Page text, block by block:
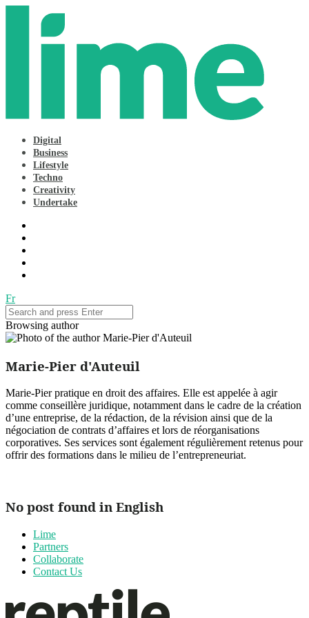
Digital
Business
Lifestyle
Techno
Creativity
Undertake
Fr
Browsing author
Marie-Pier d'Auteuil
Marie-Pier pratique en droit des affaires. Elle est appelée à agir
comme conseillère juridique, notamment dans le cadre de la création
d’une entreprise, de la rédaction, de la révision ainsi que de la
négociation de contrats d’affaires et lors de réorganisations
corporatives. Ses services sont également régulièrement retenus pour
offrir des formations dans le milieu de l’entrepreneuriat.
No post found in English
Lime
Partners
Collaborate
Contact Us